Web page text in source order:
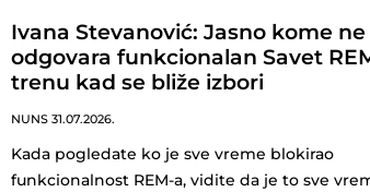
Ivana Stevanović: Jasno kome ne
odgovara funkcionalan Savet
trenu kad se bliže izbori
NUNS 31.07.2026.
Kada pogledate ko je sve vreme blokirao
funkcionalnost REM-a, vidite da je to sve